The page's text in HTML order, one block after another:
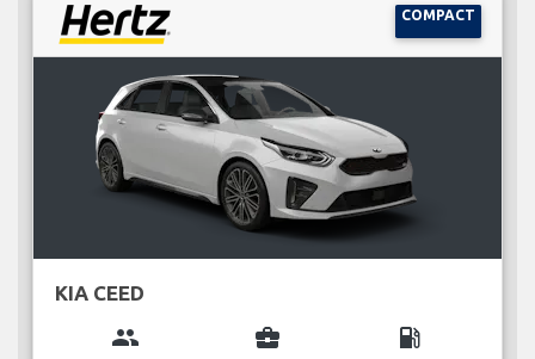
COMPACT
KIA CEED
group business_center local_gas_station